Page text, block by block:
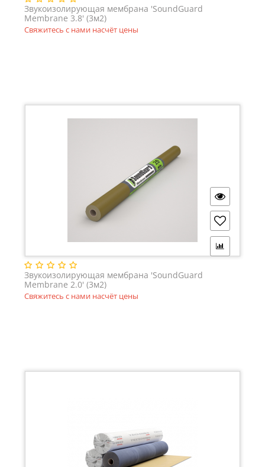
Звукоизолирующая мембрана 'SoundGuard
Membrane 3.8' (3м2)
Свяжитесь с нами насчёт цены
Звукоизолирующая мембрана 'SoundGuard
Membrane 2.0' (3м2)
Свяжитесь с нами насчёт цены